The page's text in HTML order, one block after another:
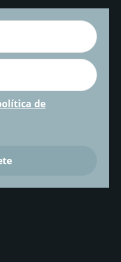
de